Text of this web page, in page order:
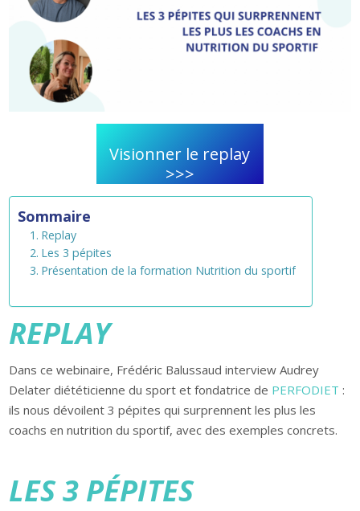
Visionner le replay
>>>
Sommaire
Replay
Les 3 pépites
Présentation de la formation Nutrition du sportif
REPLAY
Dans ce webinaire, Frédéric Balussaud interview Audrey
Delater diététicienne du sport et fondatrice de PERFODIET :
ils nous dévoilent 3 pépites qui surprennent les plus les
coachs en nutrition du sportif, avec des exemples concrets.
LES 3 PÉPITES